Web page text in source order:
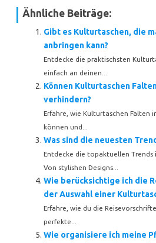
Ähnliche Beiträge:
Gibt es Kulturtaschen, die
anbringen kann?
Entdecke die praktischsten
einfach an deinen...
Können Kulturtaschen
verhindern?
Erfahre, wie Kulturtaschen Falten
können und...
Was sind die neuesten
Entdecke die topaktuellen Trends
Von stylishen Designs...
Wie berücksichtige ich die
der Auswahl einer
Erfahre, wie du die
perfekte...
Wie organisiere ich meine